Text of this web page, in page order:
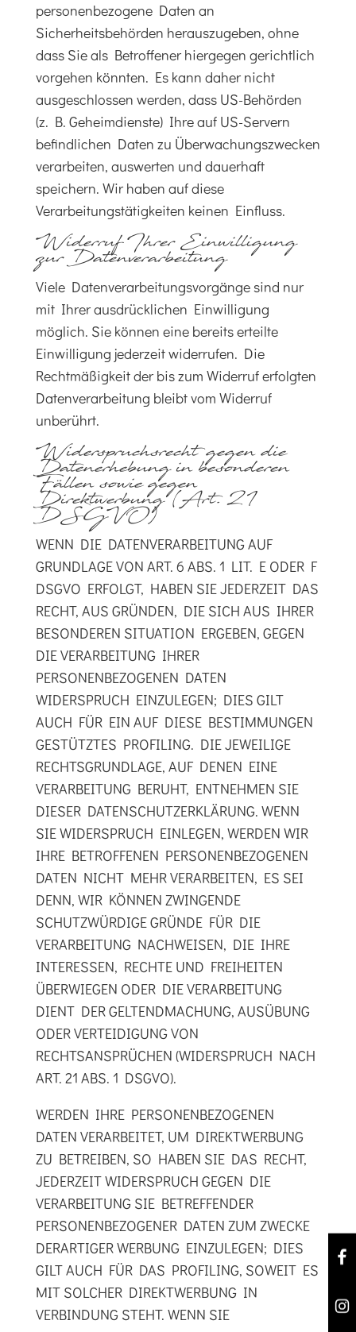
personenbezogene Daten an
Sicherheitsbehörden herauszugeben, ohne
dass Sie als Betroffener hiergegen gerichtlich
vorgehen könnten. Es kann daher nicht
ausgeschlossen werden, dass US-Behörden
(z. B. Geheimdienste) Ihre auf US-Servern
befindlichen Daten zu Überwachungszwecken
verarbeiten, auswerten und dauerhaft
speichern. Wir haben auf diese
Verarbeitungstätigkeiten keinen Einfluss.
Widerruf Ihrer Einwilligung
zur Datenverarbeitung
Viele Datenverarbeitungsvorgänge sind nur
mit Ihrer ausdrücklichen Einwilligung
möglich. Sie können eine bereits erteilte
Einwilligung jederzeit widerrufen. Die
Rechtmäßigkeit der bis zum Widerruf erfolgten
Datenverarbeitung bleibt vom Widerruf
unberührt.
Widerspruchsrecht gegen die
Datenerhebung in besonderen
Fällen sowie gegen
Direktwerbung (Art. 21
DSGVO)
WENN DIE DATENVERARBEITUNG AUF
GRUNDLAGE VON ART. 6 ABS. 1 LIT. E ODER F
DSGVO ERFOLGT, HABEN SIE JEDERZEIT DAS
RECHT, AUS GRÜNDEN, DIE SICH AUS IHRER
BESONDEREN SITUATION ERGEBEN, GEGEN
DIE VERARBEITUNG IHRER
PERSONENBEZOGENEN DATEN
WIDERSPRUCH EINZULEGEN; DIES GILT
AUCH FÜR EIN AUF DIESE BESTIMMUNGEN
GESTÜTZTES PROFILING. DIE JEWEILIGE
RECHTSGRUNDLAGE, AUF DENEN EINE
VERARBEITUNG BERUHT, ENTNEHMEN SIE
DIESER DATENSCHUTZERKLÄRUNG. WENN
SIE WIDERSPRUCH EINLEGEN, WERDEN WIR
IHRE BETROFFENEN PERSONENBEZOGENEN
DATEN NICHT MEHR VERARBEITEN, ES SEI
DENN, WIR KÖNNEN ZWINGENDE
SCHUTZWÜRDIGE GRÜNDE FÜR DIE
VERARBEITUNG NACHWEISEN, DIE IHRE
INTERESSEN, RECHTE UND FREIHEITEN
ÜBERWIEGEN ODER DIE VERARBEITUNG
DIENT DER GELTENDMACHUNG, AUSÜBUNG
ODER VERTEIDIGUNG VON
RECHTSANSPRÜCHEN (WIDERSPRUCH NACH
ART. 21 ABS. 1 DSGVO).
WERDEN IHRE PERSONENBEZOGENEN
DATEN VERARBEITET, UM DIREKTWERBUNG
ZU BETREIBEN, SO HABEN SIE DAS RECHT,
JEDERZEIT WIDERSPRUCH GEGEN DIE
VERARBEITUNG SIE BETREFFENDER
PERSONENBEZOGENER DATEN ZUM ZWECKE
DERARTIGER WERBUNG EINZULEGEN; DIES
GILT AUCH FÜR DAS PROFILING, SOWEIT ES
MIT SOLCHER DIREKTWERBUNG IN
VERBINDUNG STEHT. WENN SIE